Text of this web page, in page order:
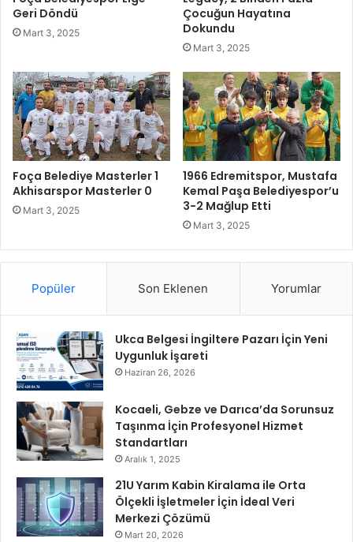
d
a
n
i
r
i
n
i
n
H
i
k
e
i
A
n
a
a
n
a
k
r
i
i
Geri Döndü
Mart 3, 2025
Çocuğun Hayatına
Dokundu
Mart 3, 2025
Foça Belediye Masterler 1
Akhisarspor Masterler 0
Mart 3, 2025
1966 Edremitspor, Mustafa
Kemal Paşa Belediyespor’u
3-2 Mağlup Etti
Mart 3, 2025
Popüler Son Eklenen Yorumlar
Ukca Belgesi İngiltere Pazarı İçin Yeni
Uygunluk İşareti
Haziran 26, 2026
Kocaeli, Gebze ve Darıca’da Sorunsuz
Taşınma İçin Profesyonel Hizmet
Standartları
Aralık 1, 2025
21U Yarım Kabin Kiralama ile Orta
Ölçekli İşletmeler İçin İdeal Veri
Merkezi Çözümü
Mart 20, 2026